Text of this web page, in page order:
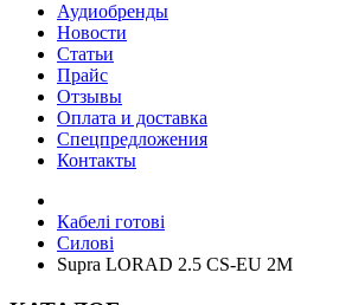
Аудиобренды
Новости
Статьи
Прайс
Отзывы
Оплата и доставка
Спецпредложения
Контакты
Кабелі готові
Силові
Supra LORAD 2.5 CS-EU 2M